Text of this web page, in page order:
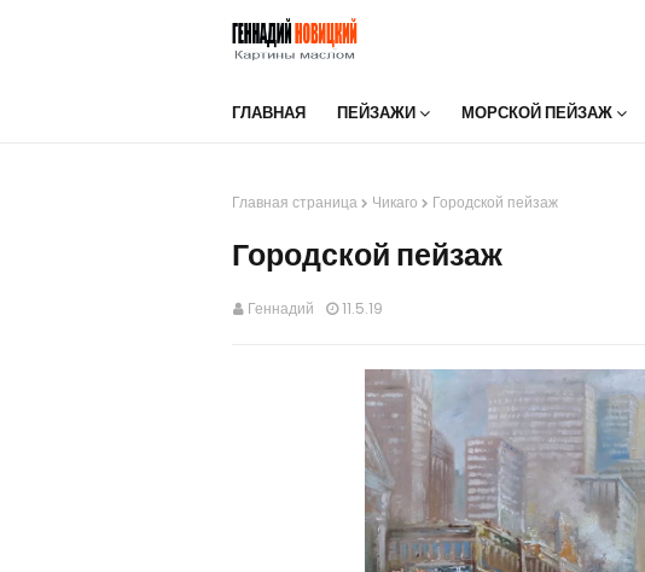
ГЛАВНАЯ ПЕЙЗАЖИ МОРСКОЙ ПЕЙЗАЖ
Главная страница Чикаго Городской пейзаж
Городской пейзаж
Геннадий 11.5.19